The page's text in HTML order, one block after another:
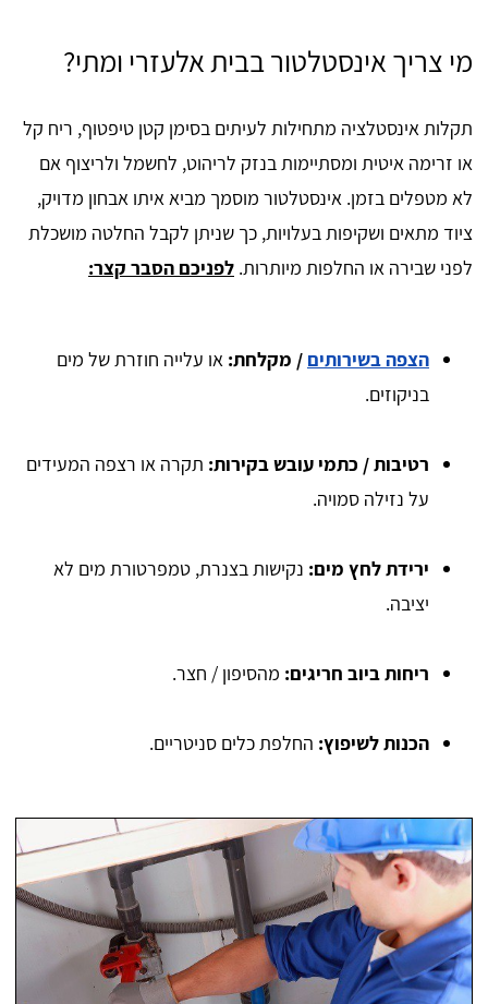
מי צריך אינסטלטור בבית אלעזרי ומתי?
תקלות אינסטלציה מתחילות לעיתים בסימן קטן טיפטוף, ריח קל
או זרימה איטית ומסתיימות בנזק לריהוט, לחשמל ולריצוף אם
לא מטפלים בזמן. אינסטלטור מוסמך מביא איתו אבחון מדויק,
ציוד מתאים ושקיפות בעלויות, כך שניתן לקבל החלטה מושכלת
לפני שבירה או החלפות מיותרות. לפניכם הסבר קצר:
הצפה בשירותים / מקלחת: או עלייה חוזרת של מים
בניקוזים.
רטיבות / כתמי עובש בקירות: תקרה או רצפה המעידים
על נזילה סמויה.
ירידת לחץ מים: נקישות בצנרת, טמפרטורת מים לא
יציבה.
ריחות ביוב חריגים: מהסיפון / חצר.
הכנות לשיפוץ: החלפת כלים סניטריים.